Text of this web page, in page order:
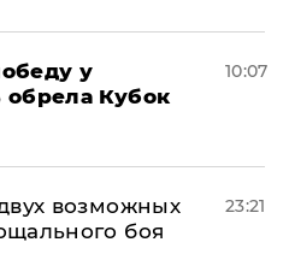
у
Кубок
10:07
возможных
боя
23:21